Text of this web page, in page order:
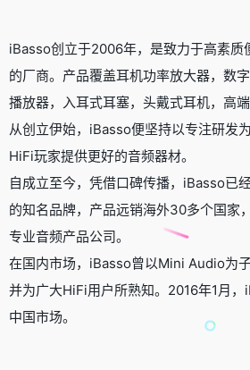
iBasso创立于2006年，是致力于高素质
的厂商。产品覆盖耳机功率放大器，数
播放器，入耳式耳塞，头戴式耳机，高
从创立伊始，iBasso便坚持以专注研发
HiFi玩家提供更好的音频器材。
自成立至今，凭借口碑传播，iBasso已
的知名品牌，产品远销海外30多个国家
专业音频产品公司。
在国内市场，iBasso曾以Mini Audio为
并为广大HiFi用户所熟知。2016年1月
中国市场。